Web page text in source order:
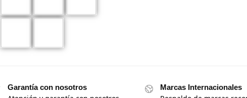
Garantía con nosotros Marcas Internacionales